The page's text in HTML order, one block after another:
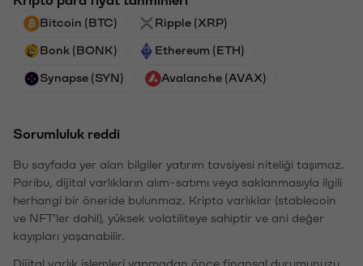
Bitcoin (BTC) Ripple (XRP)
Bonk (BONK) Ethereum (ETH)
Synapse (SYN) Avalanche (AVAX)
Sorumluluk reddi
Bu sayfada yer alan bilgiler yatırım tavsiyesi niteliği taşımaz.
Paribu, dijital varlıkların alım-satımı veya saklanmasıyla ilgili
herhangi bir öneride bulunmaz. Kripto varlıklar (stablecoin
ve NFT'ler dahil), yüksek volatiliteye sahiptir ve ani değer
kayıpları yaşanabilir.
Dijital varlık işlemleri yapmadan önce finansal durumunuzu